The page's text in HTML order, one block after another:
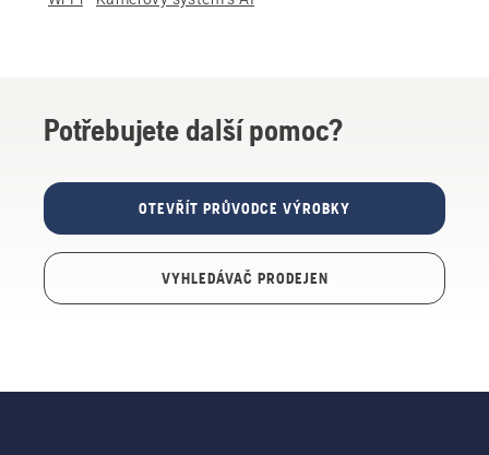
Potřebujete další pomoc?
OTEVŘÍT PRŮVODCE VÝROBKY
VYHLEDÁVAČ PRODEJEN